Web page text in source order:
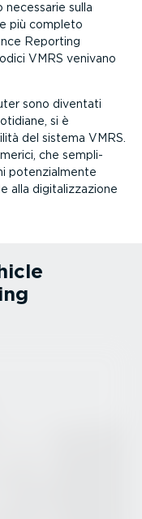
sulla
più completo
Reporting
VMRS venivano
sono diventati
si è
del sistema VMRS.
che sempli­
poten­zial­mente
alla digita­liz­za­zione